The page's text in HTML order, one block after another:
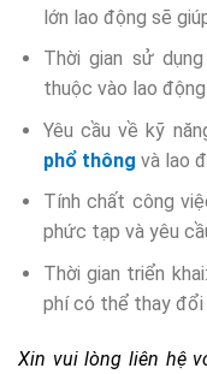
lớn lao động sẽ
Thời gian sử
thuộc vào lao động
Yêu cầu về kỹ
phổ thông và lao
Tính chất công
phức tạp và yêu
Thời gian triển
phí có thể thay đổi
Xin vui lòng liên hệ